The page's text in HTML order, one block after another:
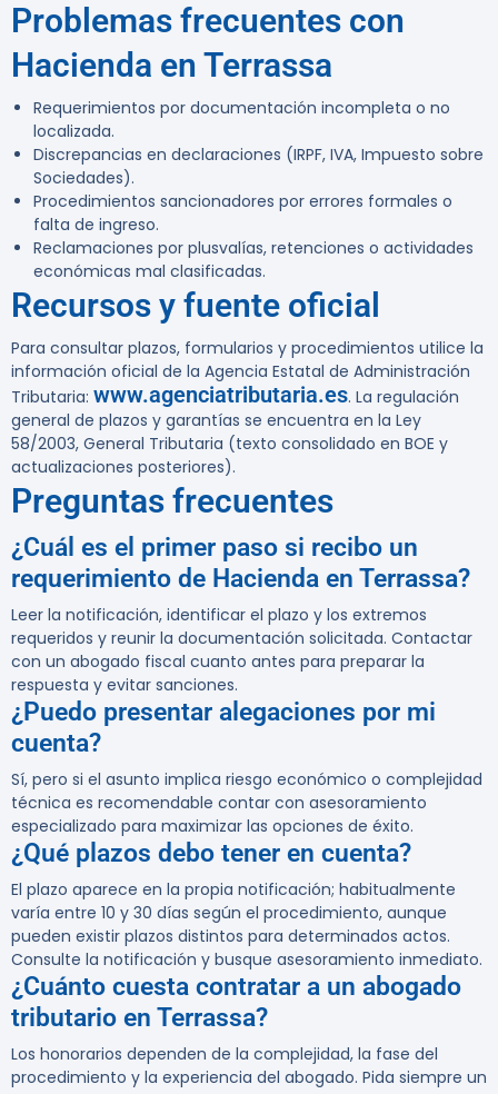
Problemas frecuentes con
Hacienda en Terrassa
Requerimientos por documentación incompleta o no
localizada.
Discrepancias en declaraciones (IRPF, IVA, Impuesto sobre
Sociedades).
Procedimientos sancionadores por errores formales o
falta de ingreso.
Reclamaciones por plusvalías, retenciones o actividades
económicas mal clasificadas.
Recursos y fuente oficial
Para consultar plazos, formularios y procedimientos utilice la
información oficial de la Agencia Estatal de Administración
Tributaria: www.agenciatributaria.es. La regulación
general de plazos y garantías se encuentra en la Ley
58/2003, General Tributaria (texto consolidado en BOE y
actualizaciones posteriores).
Preguntas frecuentes
¿Cuál es el primer paso si recibo un
requerimiento de Hacienda en Terrassa?
Leer la notificación, identificar el plazo y los extremos
requeridos y reunir la documentación solicitada. Contactar
con un abogado fiscal cuanto antes para preparar la
respuesta y evitar sanciones.
¿Puedo presentar alegaciones por mi
cuenta?
Sí, pero si el asunto implica riesgo económico o complejidad
técnica es recomendable contar con asesoramiento
especializado para maximizar las opciones de éxito.
¿Qué plazos debo tener en cuenta?
El plazo aparece en la propia notificación; habitualmente
varía entre 10 y 30 días según el procedimiento, aunque
pueden existir plazos distintos para determinados actos.
Consulte la notificación y busque asesoramiento inmediato.
¿Cuánto cuesta contratar a un abogado
tributario en Terrassa?
Los honorarios dependen de la complejidad, la fase del
procedimiento y la experiencia del abogado. Pida siempre un